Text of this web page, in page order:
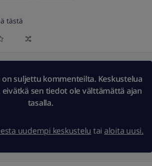
tästä
suljettu kommenteilta. Keskustelua
eivätkä sen tiedot ole välttämättä ajan
tasalla.
uudempi keskustelu tai aloita uusi.